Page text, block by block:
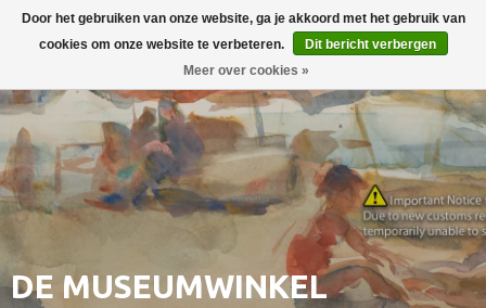
Inloggen 0
DE MUSEUMWINKEL
Door het gebruiken van onze website, ga je akkoord met het gebruik van
cookies om onze website te verbeteren.
Dit bericht verbergen
Meer over cookies »